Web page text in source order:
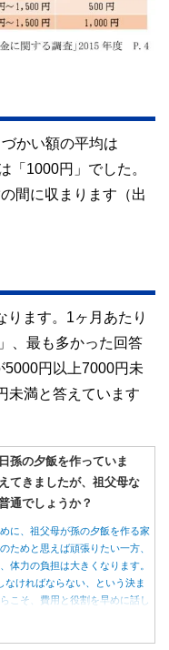
かい額の平均は
「1000円」でした。
間に収まります（出
ります。1ヶ月あたり
、最も多かった回答
5000円以上7000円未
未満と答えています
孫の夕飯を作っていま
てきましたが、祖父母な
通でしょうか？
に、祖父母が孫の夕飯を作る家
ためと思えば頑張りたい一方、
体力の負担は大きくなります。
なければならない、という決ま
こそ、費用と役割を早めに話し